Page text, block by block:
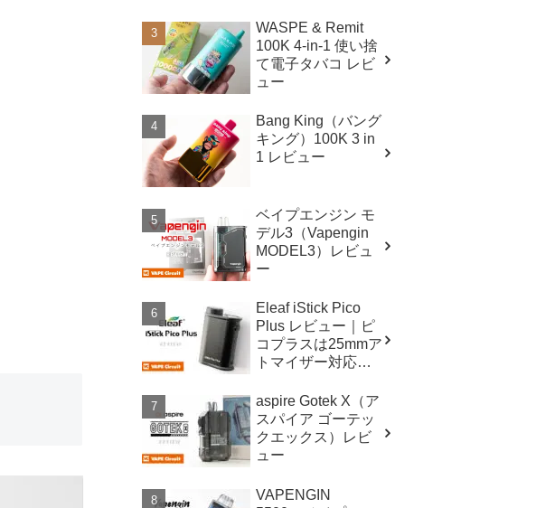
ザー！
WASPE & Remit
100K 4-in-1 使い捨
て電子タバコ レビ
ュー
Bang King（バング
キング）100K 3 in
1 レビュー
ベイプエンジン モ
デル3（Vapengin
MODEL3）レビュ
ー
Eleaf iStick Pico
Plus レビュー｜ピ
コプラスは25mmア
トマイザー対応！
化！！
aspire Gotek X（ア
スパイア ゴーテッ
クエックス）レビ
ュー
VAPENGIN